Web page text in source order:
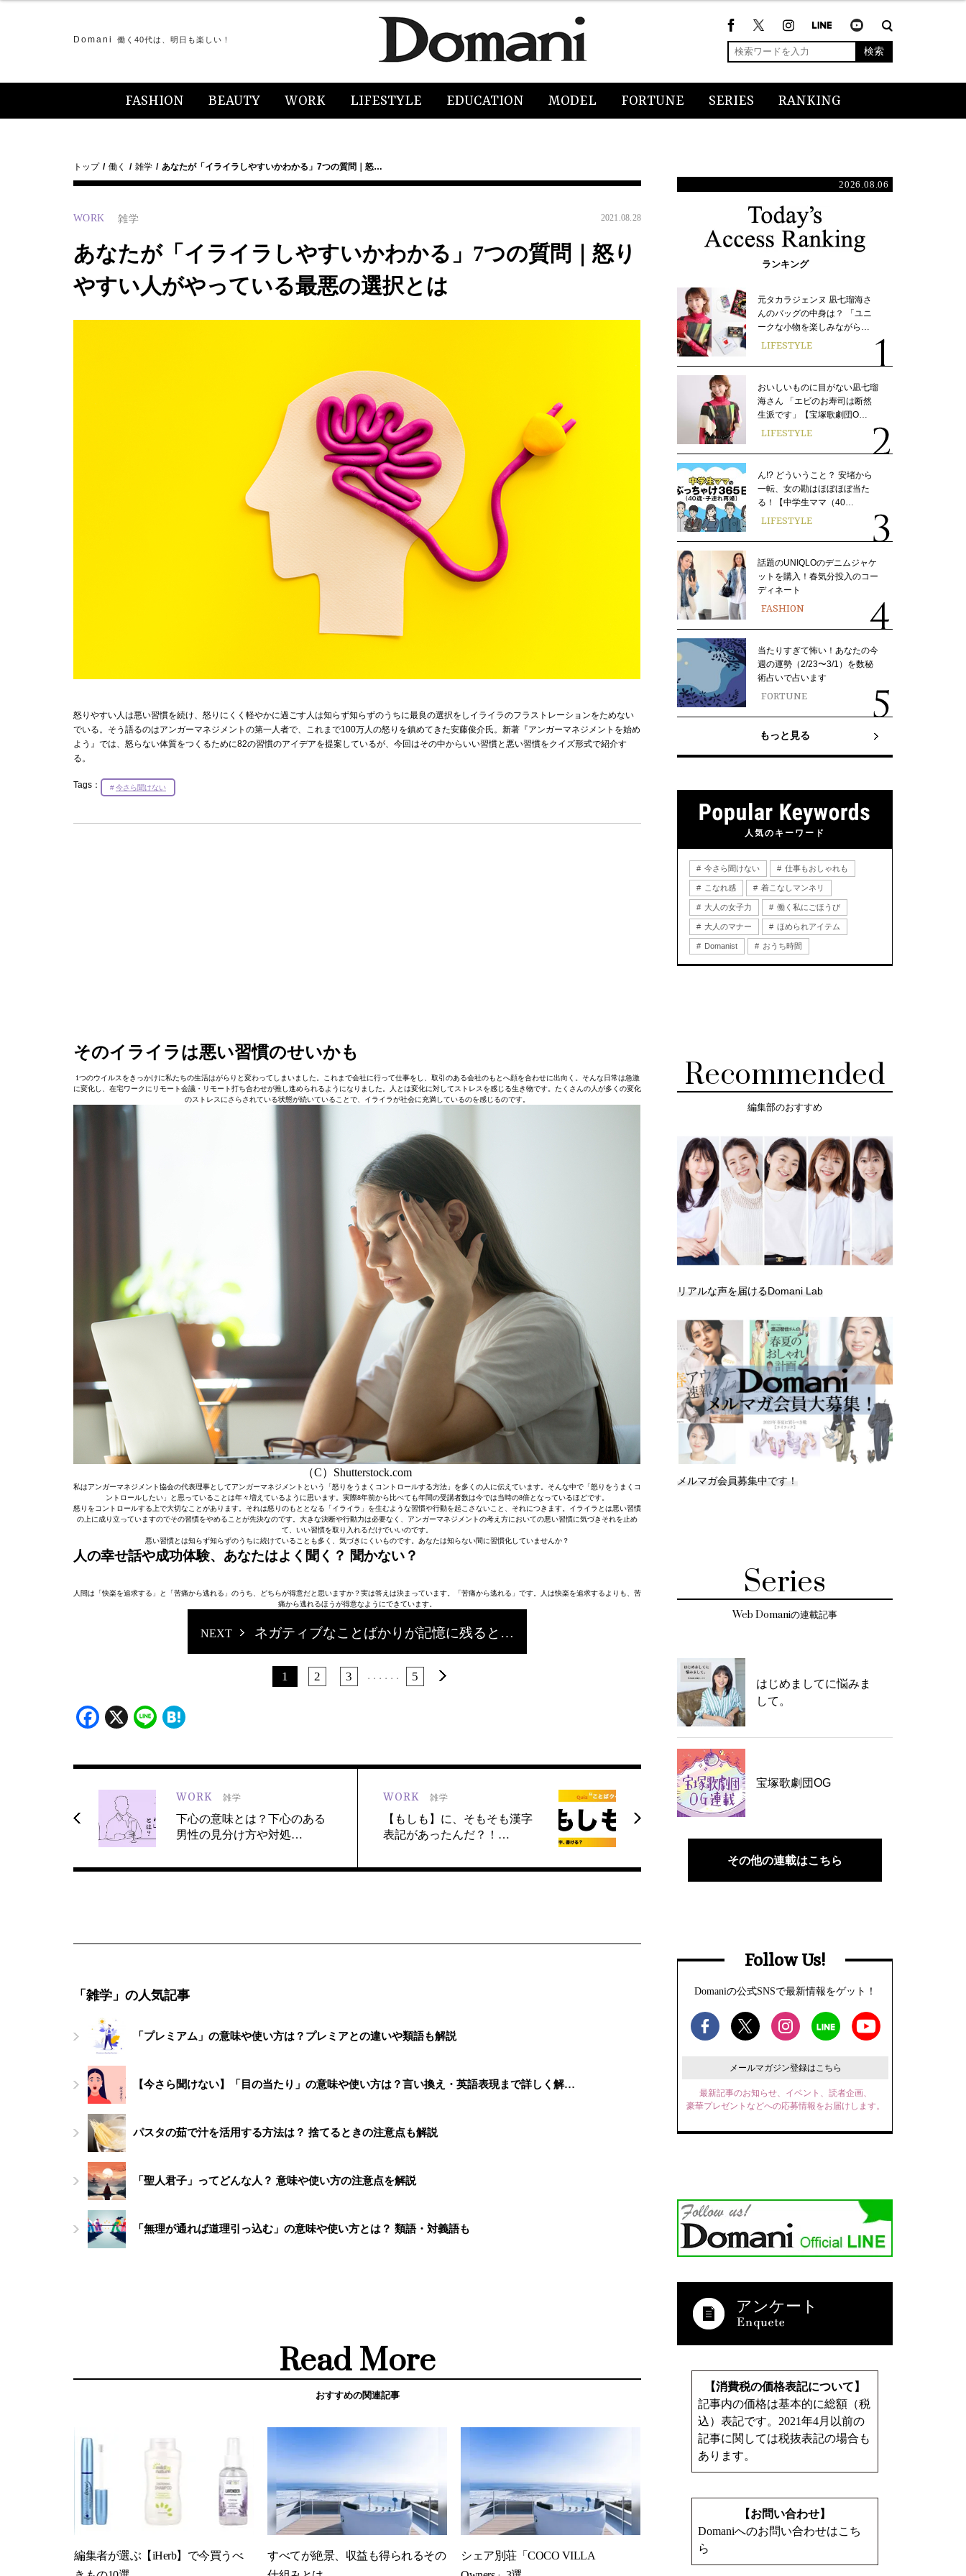
Domani 働く40代は、明日も楽しい！
検索
FASHION BEAUTY WORK LIFESTYLE EDUCATION MODEL FORTUNE SERIES RANKING
トップ 働く 雑学 あなたが「イライラしやすいかわかる」7つの質問｜怒…
WORK 雑学 2021.08.28
あなたが「イライラしやすいかわかる」7つの質問｜怒り
やすい人がやっている最悪の選択とは
怒りやすい人は悪い習慣を続け、怒りにくく軽やかに過ごす人は知らず知らずのうちに最良の選択をしイライラのフラストレーションをためない
でいる。そう語るのはアンガーマネジメントの第一人者で、これまで100万人の怒りを鎮めてきた安藤俊介氏。新著『アンガーマネジメントを始め
よう』では、怒らない体質をつくるために82の習慣のアイデアを提案しているが、今回はその中からいい習慣と悪い習慣をクイズ形式で紹介す
る。
Tags： 今さら聞けない
そのイライラは悪い習慣のせいかも
1つのウイルスをきっかけに私たちの生活はがらりと変わってしまいました。これまで会社に行って仕事をし、取引のある会社のもとへ顔を合わせに出向く。そんな日常は急激
に変化し、在宅ワークにリモート会議・リモート打ち合わせが推し進められるようになりました。人とは変化に対してストレスを感じる生き物です。たくさんの人が多くの変化
のストレスにさらされている状態が続いていることで、イライラが社会に充満しているのを感じるのです。
（C）Shutterstock.com
私はアンガーマネジメント協会の代表理事としてアンガーマネジメントという「怒りをうまくコントロールする方法」を多くの人に伝えています。そんな中で「怒りをうまくコ
ントロールしたい」と思っていることは年々増えているように思います。実際8年前から比べても年間の受講者数は今では当時の8倍となっているほどです。
怒りをコントロールする上で大切なことがあります。それは怒りのもととなる「イライラ」を生むような習慣や行動を起こさないこと、それにつきます。イライラとは悪い習慣
の上に成り立っていますのでその習慣をやめることが先決なのです。大きな決断や行動力は必要なく、アンガーマネジメントの考え方においての悪い習慣に気づきそれを止め
て、いい習慣を取り入れるだけでいいのです。
悪い習慣とは知らず知らずのうちに続けていることも多く、気づきにくいものです。あなたは知らない間に習慣化していませんか？
人の幸せ話や成功体験、あなたはよく聞く？ 聞かない？
人間は「快楽を追求する」と「苦痛から逃れる」のうち、どちらが得意だと思いますか？実は答えは決まっています。「苦痛から逃れる」です。人は快楽を追求するよりも、苦
痛から逃れるほうが得意なようにできています。
ネガティブなことばかりが記憶に残ると…
1 2 3 ・・・ ・・・ 5
Facebook
X Line
WORK 雑学
下心の意味とは？下心のある
男性の見分け方や対処…
WORK 雑学
【もしも】に、そもそも漢字
表記があったんだ？！…
「雑学」の人気記事
「プレミアム」の意味や使い方は？プレミアとの違いや類語も解説
【今さら聞けない】「目の当たり」の意味や使い方は？言い換え・英語表現まで詳しく解…
パスタの茹で汁を活用する方法は？ 捨てるときの注意点も解説
「聖人君子」ってどんな人？ 意味や使い方の注意点を解説
「無理が通れば道理引っ込む」の意味や使い方とは？ 類語・対義語も
Read More
おすすめの関連記事
編集者が選ぶ【iHerb】で今買うべ
すべてが絶景、収益も得られるその
シェア別荘「COCO VILLA
2026.08.06
ランキング
元タカラジェンヌ 凪七瑠海さ
んのバッグの中身は？ 「ユニ
ークな小物を楽しみながら…
LIFESTYLE
おいしいものに目がない凪七瑠
海さん 「エビのお寿司は断然
生派です」【宝塚歌劇団O…
LIFESTYLE
ん!? どういうこと？ 安堵から
一転、女の勘はほぼほぼ当た
る！【中学生ママ（40…
LIFESTYLE
話題のUNIQLOのデニムジャケ
ットを購入！春気分投入のコー
ディネート
FASHION
当たりすぎて怖い！あなたの今
週の運勢（2/23〜3/1）を数秘
術占いで占います
FORTUNE
もっと見る
人気のキーワード
今さら聞けない 仕事もおしゃれも
こなれ感 着こなしマンネリ
大人の女子力 働く私にごほうび
大人のマナー ほめられアイテム
Domanist おうち時間
Recommended
編集部のおすすめ
リアルな声を届けるDomani Lab
メルマガ会員募集中です！
Series
Web Domaniの連載記事
はじめましてに悩みま
して。
宝塚歌劇団OG
その他の連載はこちら
Follow Us!
Domaniの公式SNSで最新情報をゲット！
メールマガジン登録はこちら
最新記事のお知らせ、イベント、読者企画、
豪華プレゼントなどへの応募情報をお届けします。
アンケート
【消費税の価格表記について】
記事内の価格は基本的に総額（税
込）表記です。2021年4月以前の
記事に関しては税抜表記の場合も
あります。
【お問い合わせ】
Domaniへのお問い合わせはこち
ら